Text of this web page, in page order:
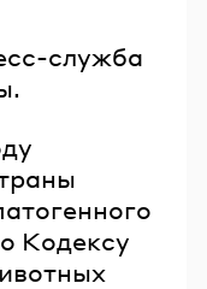
служба
Кодексу